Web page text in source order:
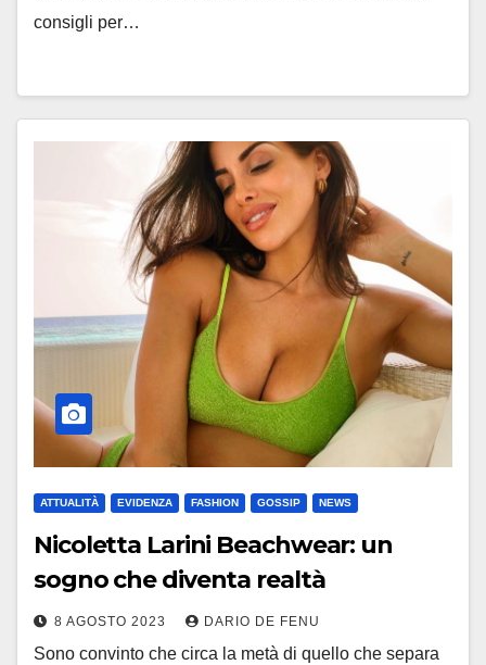
consigli per…
ATTUALITÀ EVIDENZA FASHION GOSSIP NEWS
Nicoletta Larini Beachwear: un
sogno che diventa realtà
8 AGOSTO 2023 DARIO DE FENU
Sono convinto che circa la metà di quello che separa